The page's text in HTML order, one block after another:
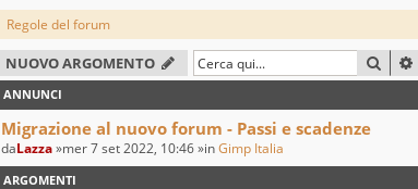
Regole del forum
NUOVO ARGOMENTO CERCA
ANNUNCI
Migrazione al nuovo forum - Passi e scadenze
daLazza»mer 7 set 2022, 10:46 »inGimp Italia
ARGOMENTI